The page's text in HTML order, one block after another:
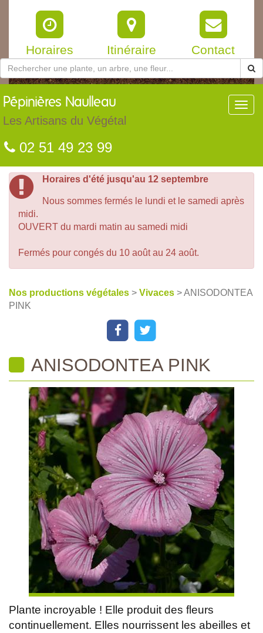
Horaires Itinéraire Contact
Pépinières Naulleau
Les Artisans du Végétal
02 51 49 23 99
Horaires d'été jusqu'au 12 septembre
Nous sommes fermés le lundi et le samedi après
midi.
OUVERT du mardi matin au samedi midi
Fermés pour congés du 10 août au 24 août.
Nos productions végétales > Vivaces > ANISODONTEA
PINK
ANISODONTEA PINK
Plante incroyable ! Elle produit des fleurs
continuellement. Elles nourrissent les abeilles et